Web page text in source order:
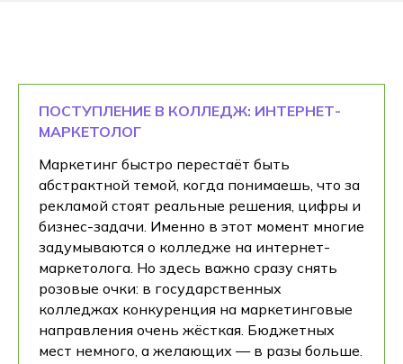
ПОСТУПЛЕНИЕ В КОЛЛЕДЖ: ИНТЕРНЕТ-
МАРКЕТОЛОГ
Маркетинг быстро перестаёт быть
абстрактной темой, когда понимаешь, что за
рекламой стоят реальные решения, цифры и
бизнес-задачи. Именно в этот момент многие
задумываются о колледже на интернет-
маркетолога. Но здесь важно сразу снять
розовые очки: в государственных
колледжах конкуренция на маркетинговые
направления очень жёсткая. Бюджетных
мест немного, а желающих — в разы больше.